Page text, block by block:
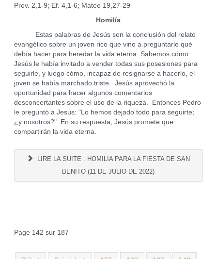
Prov. 2,1-9; Ef. 4,1-6; Mateo 19,27-29
Homilía
Estas palabras de Jesús son la conclusión del relato
evangélico sobre un joven rico que vino a preguntarle qué
debía hacer para heredar la vida eterna. Sabemos cómo
Jesús le había invitado a vender todas sus posesiones para
seguirle, y luego cómo, incapaz de resignarse a hacerlo, el
joven se había marchado triste. Jesús aprovechó la
oportunidad para hacer algunos comentarios
desconcertantes sobre el uso de la riqueza. Entonces Pedro
le preguntó a Jesús: "Lo hemos dejado todo para seguirte;
¿y nosotros?" En su respuesta, Jesús promete que
compartirán la vida eterna.
LIRE LA SUITE : HOMILIA PARA LA FIESTA DE SAN
BENITO (11 DE JULIO DE 2022)
Page 142 sur 187